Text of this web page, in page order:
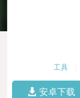
工具
安卓下载